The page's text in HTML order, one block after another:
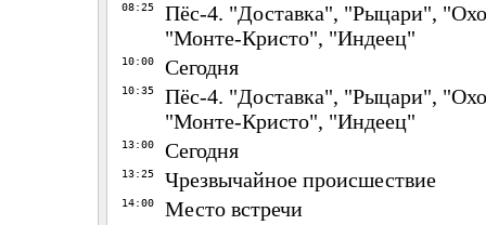
08:25
Пёс-4. "Доставка", "Рыцари",
"Монте-Кристо", "Индеец"
10:00 Сегодня
10:35
Пёс-4. "Доставка", "Рыцари",
"Монте-Кристо", "Индеец"
13:00 Сегодня
13:25 Чрезвычайное происшествие
14:00 Место встречи